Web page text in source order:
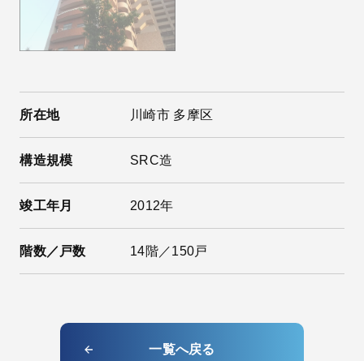
所在地 川崎市 多摩区
構造規模 SRC造
竣工年月 2012年
階数／戸数 14階／150戸
一覧へ戻る